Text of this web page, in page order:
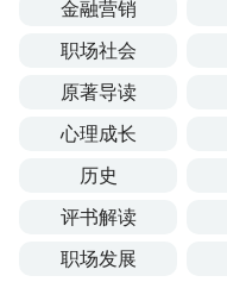
金融营销
职场社会
原著导读
心理成长
历史
评书解读
职场发展